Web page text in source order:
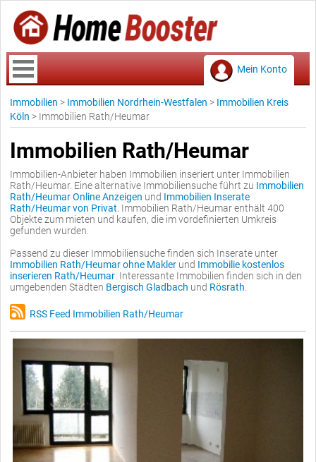
Mein Konto
Immobilien > Immobilien Nordrhein-Westfalen > Immobilien Kreis
Köln > Immobilien Rath/Heumar
Immobilien Rath/Heumar
Immobilien-Anbieter haben Immobilien inseriert unter Immobilien
Rath/Heumar. Eine alternative Immobiliensuche führt zu Immobilien
Rath/Heumar Online Anzeigen und Immobilien Inserate
Rath/Heumar von Privat . Immobilien Rath/Heumar enthält 400
Objekte zum mieten und kaufen, die im vordefinierten Umkreis
gefunden wurden.
Passend zu dieser Immobiliensuche finden sich Inserate unter
Immobilien Rath/Heumar ohne Makler und Immobilie kostenlos
inserieren Rath/Heumar . Interessante Immobilien finden sich in den
umgebenden Städten Bergisch Gladbach und Rösrath
RSS Feed Immobilien Rath/Heumar